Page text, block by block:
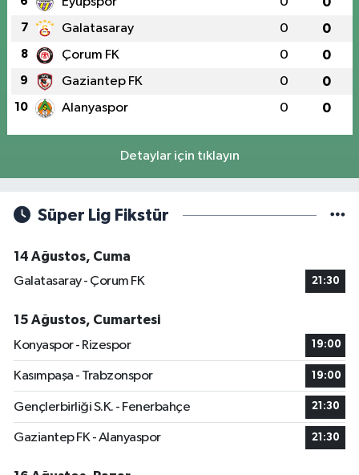
7 Galatasaray 0 0
8 Çorum FK 0 0
9 Gaziantep FK 0 0
10 Alanyaspor 0 0
Detaylar için tıklayın
Süper Lig Fikstür
14 Ağustos, Cuma
Galatasaray - Çorum FK
21:30
15 Ağustos, Cumartesi
Konyaspor - Rizespor
19:00
Kasımpaşa - Trabzonspor 19:00
Gençlerbirliği S.K. - Fenerbahçe 21:30
Gaziantep FK - Alanyaspor 21:30